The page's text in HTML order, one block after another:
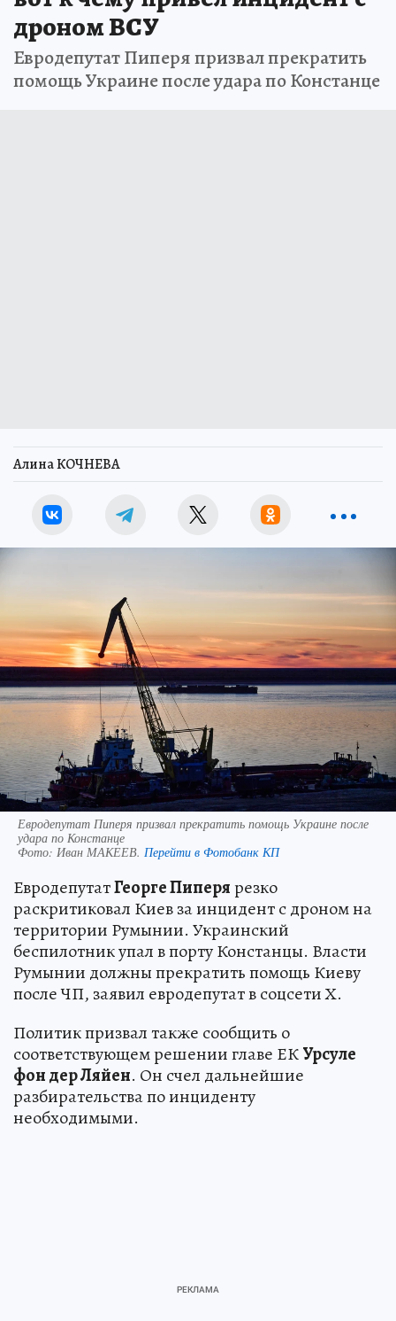
дроном ВСУ
Евродепутат Пиперя призвал прекратить
помощь Украине после удара по Констанце
Алина КОЧНЕВА
Евродепутат Пиперя призвал прекратить помощь Украине после
удара по Констанце
Фото: Иван МАКЕЕВ. Перейти в Фотобанк КП
ЕвродепутатГеорге Пиперярезко
раскритиковал Киев за инцидент с дроном на
территории Румынии. Украинский
беспилотник упал в порту Констанцы. Власти
Румынии должны прекратить помощь Киеву
после ЧП, заявил евродепутат в соцсети Х.
Политик призвал также сообщить о
соответствующем решении главе ЕКУрсуле
фон дер Ляйен. Он счел дальнейшие
разбирательства по инциденту
необходимыми.